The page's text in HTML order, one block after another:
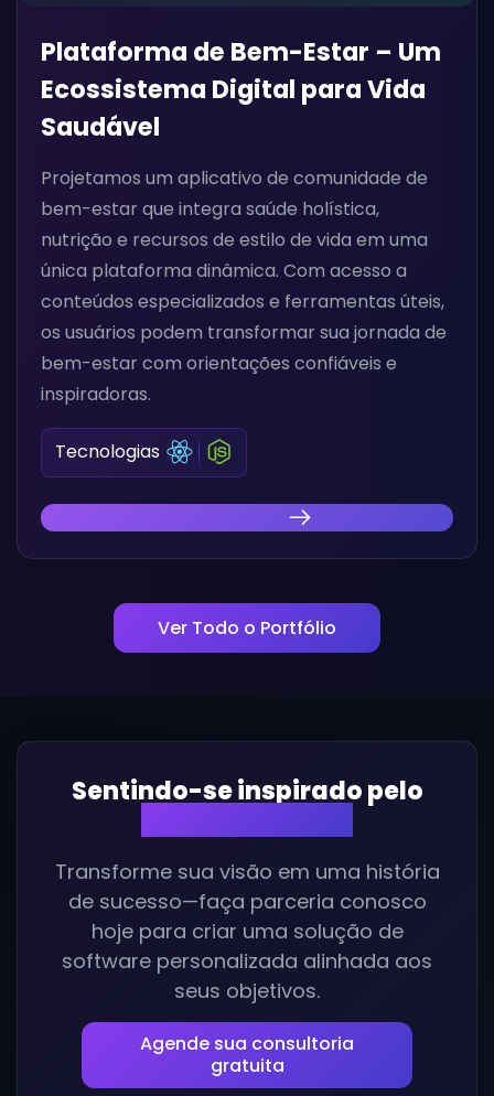
Plataforma de Bem-Estar – Um
Ecossistema Digital para Vida
Saudável
Projetamos um aplicativo de comunidade de
bem-estar que integra saúde holística,
nutrição e recursos de estilo de vida em uma
única plataforma dinâmica. Com acesso a
conteúdos especializados e ferramentas úteis,
os usuários podem transformar sua jornada de
bem-estar com orientações confiáveis e
inspiradoras.
Tecnologias
Descubra Nossa Inovação
Ver Todo o Portfólio
Sentindo-se inspirado pelo
Transforme sua visão em uma história
de sucesso—faça parceria conosco
hoje para criar uma solução de
software personalizada alinhada aos
seus objetivos.
Agende sua consultoria
gratuita